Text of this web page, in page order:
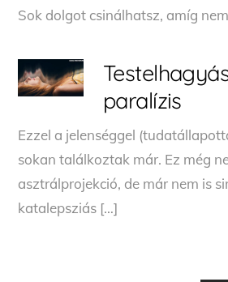
Sok dolgot csinálhatsz, amíg
paralízis
Ezzel a jelenséggel
sokan találkoztak már. Ez még
asztrálprojekció, de már nem is
katalepsziás […]